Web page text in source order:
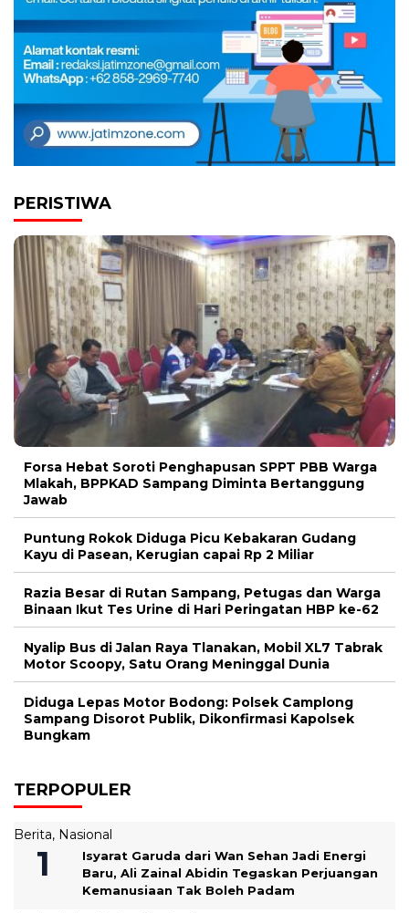
PERISTIWA
Forsa Hebat Soroti Penghapusan SPPT PBB Warga
Mlakah, BPPKAD Sampang Diminta Bertanggung
Jawab
Puntung Rokok Diduga Picu Kebakaran Gudang
Kayu di Pasean, Kerugian capai Rp 2 Miliar
Razia Besar di Rutan Sampang, Petugas dan Warga
Binaan Ikut Tes Urine di Hari Peringatan HBP ke-62
Nyalip Bus di Jalan Raya Tlanakan, Mobil XL7 Tabrak
Motor Scoopy, Satu Orang Meninggal Dunia
Diduga Lepas Motor Bodong: Polsek Camplong
Sampang Disorot Publik, Dikonfirmasi Kapolsek
Bungkam
TERPOPULER
Berita, Nasional
‎Isyarat Garuda dari Wan Sehan Jadi Energi
Baru, Ali Zainal Abidin Tegaskan Perjuangan
Kemanusiaan Tak Boleh Padam